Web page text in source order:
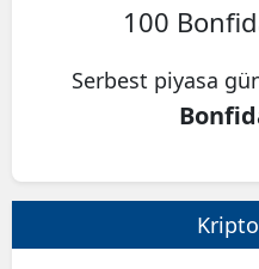
100
Serbest piyasa